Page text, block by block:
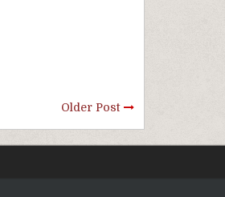
Older Post